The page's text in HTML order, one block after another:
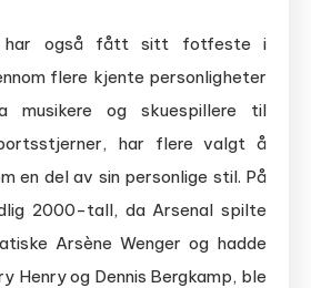
har også fått sitt fotfeste i
flere kjente personligheter
musikere og skuespillere til
har flere valgt å
en del av sin personlige stil. På
2000-tall, da Arsenal spilte
Arsène Wenger og hadde
Henry og Dennis Bergkamp, ble